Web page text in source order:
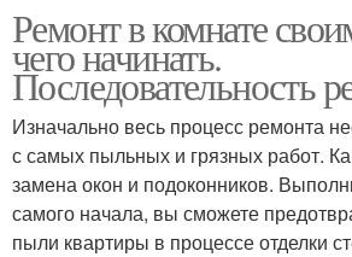
Ремонт в комнате
чего начинать.
Последовательность
Изначально весь процесс ремонта
с самых пыльных и грязных работ.
замена окон и подоконников.
самого начала, вы сможете
пыли квартиры в процессе отделки